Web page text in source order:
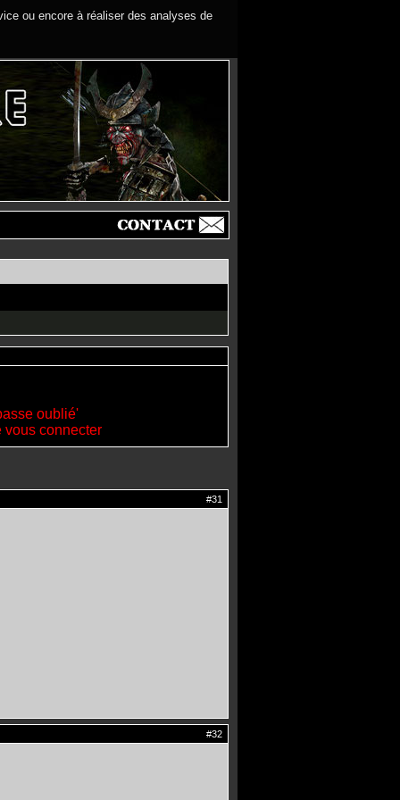
ou encore à réaliser des analyses de
oublié'
vous connecter
#31
#32